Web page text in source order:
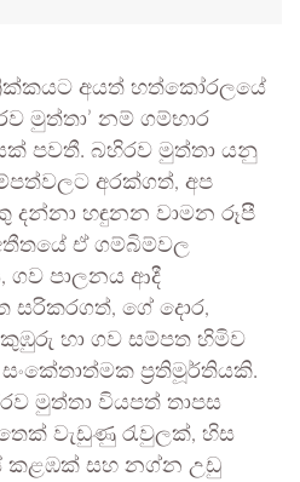
අයත් හත්කෝරලයේ
මුත්තා’ නම් ගම්භාර
පවතී. බහිරව මුත්තා යනු
අරක්ගත්, අප
දන්නා හඳුනන වාමන රූපී
ඒ ගම්බිම්වල
ගව පාලනය ආදී
සරිකරගත්, ගේ දොර,
හා ගව සම්පත හිමිව
ප්‍රතිමූර්තියකි.
මුත්තා වියපත් තාපස
වැඩුණු රැවුලක්, හිස
කළඹක් සහ නග්න උඩු